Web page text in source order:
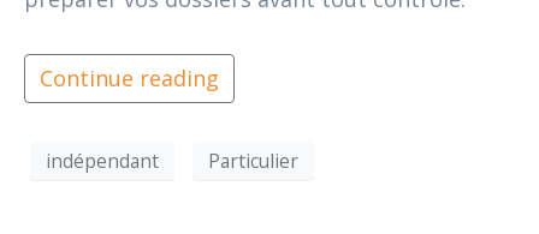
Continue reading
indépendant Particulier